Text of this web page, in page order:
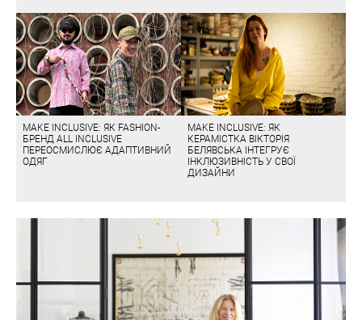
MAKE INCLUSIVE: ЯК FASHION-
БРЕНД ALL INCLUSIVE
ПЕРЕОСМИСЛЮЄ АДАПТИВНИЙ
ОДЯГ
MAKE INCLUSIVE: ЯК
КЕРАМІСТКА ВІКТОРІЯ
БЕЛЯВСЬКА ІНТЕГРУЄ
ІНКЛЮЗИВНІСТЬ У СВОЇ
ДИЗАЙНИ